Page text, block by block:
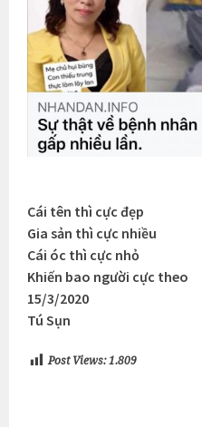
Cái tên thì cực đẹp
Gia sản thì cực nhiều
Cái óc thì cực nhỏ
Khiến bao người cực theo
15/3/2020
Tú Sụn
Post Views: 1.809